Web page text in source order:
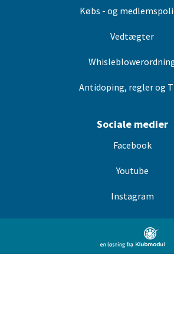
Købs - og
Vedtægter
Antidoping, regler og
Sociale medier
Facebook
Youtube
Instagram